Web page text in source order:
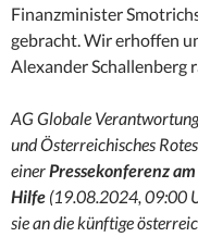
Finanzminister
gebracht. Wir erhoffen
Alexander Schallenberg
AG Globale
und Österreichisches
einerPressekonferenz
Hilfe (19.08.2024, 09:00
sie an die künftige